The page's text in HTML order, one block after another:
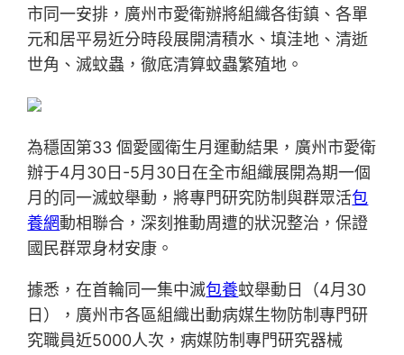
市同一安排，廣州市愛衛辦將組織各街鎮、各單
元和居平易近分時段展開清積水、填洼地、清逝
世角、滅蚊蟲，徹底清算蚊蟲繁殖地。
為穩固第33 個愛國衛生月運動結果，廣州市愛衛
辦于4月30日-5月30日在全市組織展開為期一個
月的同一滅蚊舉動，將專門研究防制與群眾活包
養網動相聯合，深刻推動周遭的狀況整治，保證
國民群眾身材安康。
據悉，在首輪同一集中滅包養蚊舉動日（4月30
日），廣州市各區組織出動病媒生物防制專門研
究職員近5000人次，病媒防制專門研究器械